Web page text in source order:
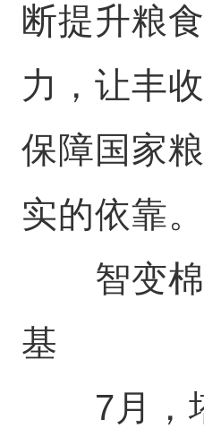
断提升粮
力，让丰
保障国家
实的依靠。
智变棉
基
7月，